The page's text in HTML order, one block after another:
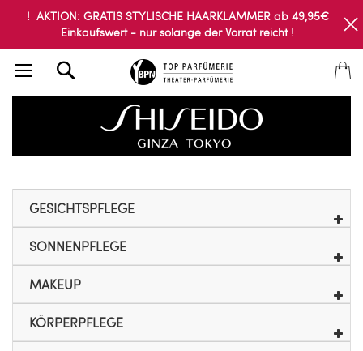
! AKTION: GRATIS STYLISCHE HAARKLAMMER ab 49,95€
Einkaufswert - nur solange der Vorrat reicht !
GESICHTSPFLEGE
SONNENPFLEGE
MAKEUP
KÖRPERPFLEGE